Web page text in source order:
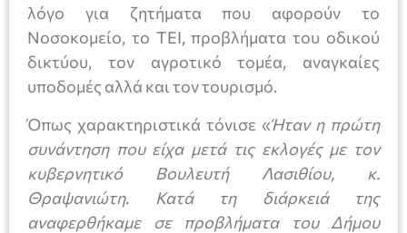
λόγο για ζητήματα που αφορούν το
Νοσοκομείο, το ΤΕΙ, προβλήματα του οδικού
δικτύου, τον αγροτικό τομέα, αναγκαίες
υποδομές αλλά και τον τουρισμό.
Όπως χαρακτηριστικά τόνισε «Ήταν η πρώτη
συνάντηση που είχα μετά τις εκλογές με τον
κυβερνητικό Βουλευτή Λασιθίου, κ.
Θραψανιώτη. Κατά τη διάρκειά της
αναφερθήκαμε σε προβλήματα του Δήμου